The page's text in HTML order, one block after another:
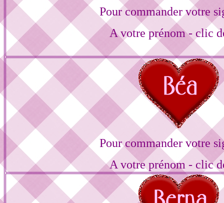
Pour commander votre
A votre prénom - clic
Pour commander votre
A votre prénom - clic